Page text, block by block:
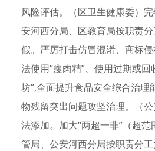
风险评估。（区卫生健康委）
安河西分局、区教育局按职责
假。严厉打击仿冒混淆、商标
法使用“瘦肉精”、使用过期或
坊”,全面提升食品安全综合治
物残留突出问题攻坚治理。（
法添加。加大“两超一非”（超
管局、公安河西分局按职责分